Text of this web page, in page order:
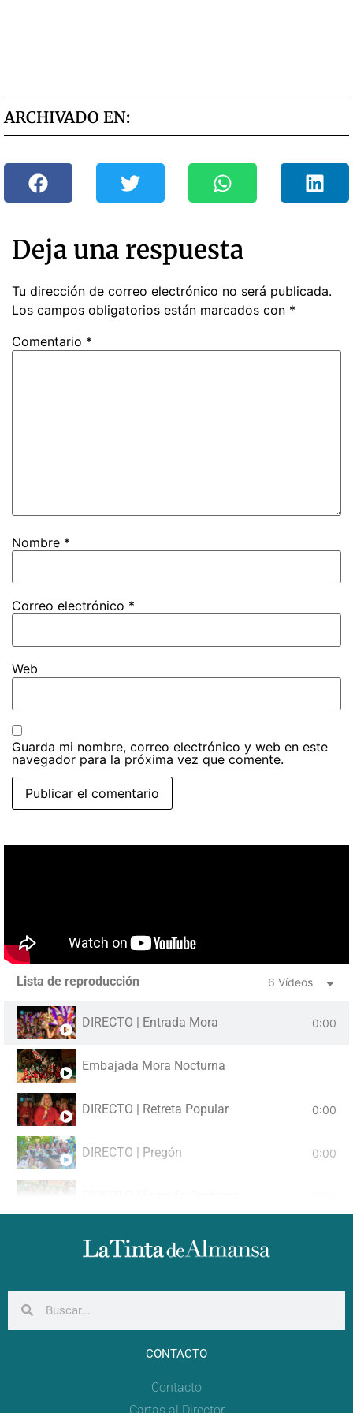
ARCHIVADO EN:
Deja una respuesta
Tu dirección de correo electrónico no será publicada.
Los campos obligatorios están marcados con *
Comentario *
Nombre *
Correo electrónico *
Web
Guarda mi nombre, correo electrónico y web en este
navegador para la próxima vez que comente.
Lista de reproducción 6 Vídeos
DIRECTO | Entrada Mora 0:00
Embajada Mora Nocturna
DIRECTO | Retreta Popular 0:00
DIRECTO | Pregón 0:00
DIRECTO | Gran Desfile Festero
CONTACTO
Contacto